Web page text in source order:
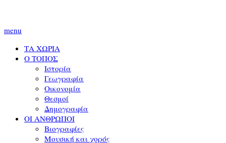
menu
ΤΑ ΧΩΡΙΑ
Ο ΤΟΠΟΣ
Ιστορία
Γεωγραφία
Οικονομία
Θεσμοί
Δημογραφία
ΟΙ ΑΝΘΡΩΠΟΙ
Βιογραφίες
Μουσική και χορός